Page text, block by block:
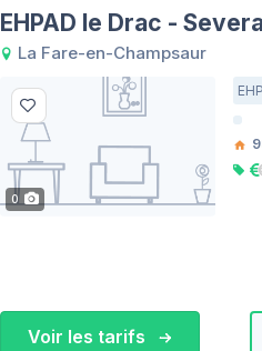
EHPAD le Drac -
La Fare-en-Champsaur
0
Voir les tarifs